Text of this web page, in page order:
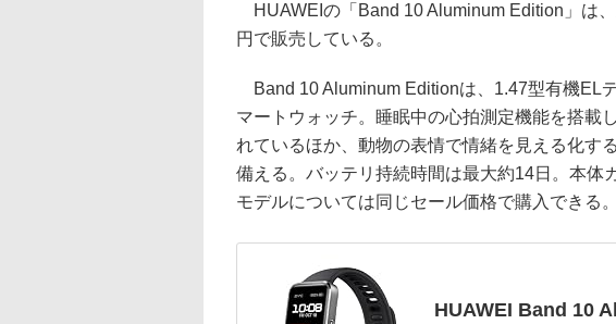
HUAWEIの「Band 10 Aluminum Edition」は
円で販売している。
Band 10 Aluminum Editionは、1.47型有機EL
マートウォッチ。睡眠中の心拍測定機能を搭載
れているほか、動物の表情で情緒を見える化す
備える。バッテリ持続時間は最大約14日。本体
モデルについては同じセール価格で購入できる。
HUAWEI Band 10